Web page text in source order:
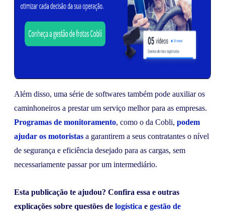
Além disso, uma série de softwares também pode auxiliar os
caminhoneiros a prestar um serviço melhor para as empresas.
Programas de monitoramento, como o da Cobli, podem
ajudar os motoristas a garantirem a seus contratantes o nível
de segurança e eficiência desejado para as cargas, sem
necessariamente passar por um intermediário.
Esta publicação te ajudou? Confira essa e outras
explicações sobre questões de logística e gestão de